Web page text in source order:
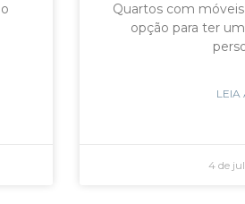
Quartos com
opção para ter
LEIA
4 de